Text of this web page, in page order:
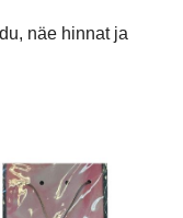
näe hinnat ja